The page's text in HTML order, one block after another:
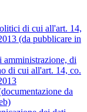
di cui all'art. 14,
(da pubblicare in
di
di cui all'art. 14, co.
da